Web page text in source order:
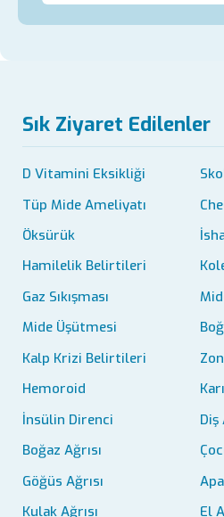
Sık Ziyaret Edilenler
D Vitamini Eksikliği
Tüp Mide Ameliyatı
Öksürük
Hamilelik Belirtileri
Gaz Sıkışması
Mide Üşütmesi
Kalp Krizi Belirtileri
Hemoroid
İnsülin Direnci
Diş
Boğaz Ağrısı
Göğüs Ağrısı
Kulak Ağrısı
El